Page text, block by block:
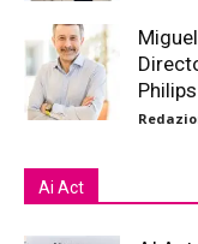
Philips
Ai Act